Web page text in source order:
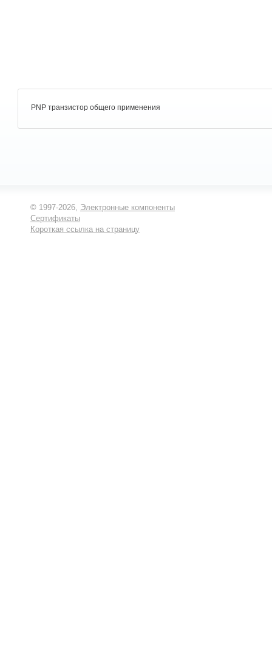
PNP транзистор общего применения
© 1997-2026, Электронные компоненты
Сертификаты
Короткая ссылка на страницу